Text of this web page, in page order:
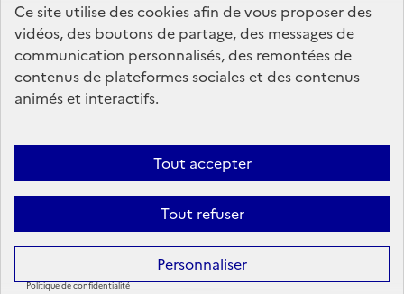
Ce site utilise des cookies afin de vous proposer des
vidéos, des boutons de partage, des messages de
communication personnalisés, des remontées de
contenus de plateformes sociales et des contenus
animés et interactifs.
Tout accepter
Tout refuser
Personnaliser
Politique de confidentialité
legifrance.gouv.fr
info.gouv.fr
service-public.gouv.fr
data.gouv.fr
Mentions légales
conforme
Politique d’utilisation des témoins de connexion
Sauf mention contraire, tous les contenus de ce site sont sous